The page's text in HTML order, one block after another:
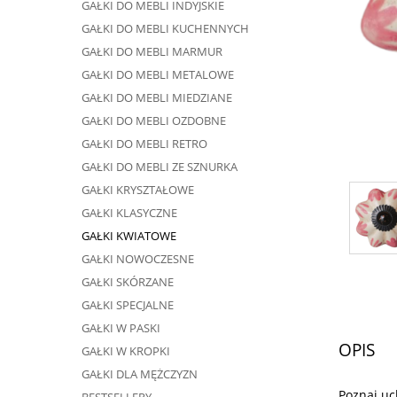
GAŁKI DO MEBLI INDYJSKIE
GAŁKI DO MEBLI KUCHENNYCH
GAŁKI DO MEBLI MARMUR
GAŁKI DO MEBLI METALOWE
GAŁKI DO MEBLI MIEDZIANE
GAŁKI DO MEBLI OZDOBNE
GAŁKI DO MEBLI RETRO
GAŁKI DO MEBLI ZE SZNURKA
GAŁKI KRYSZTAŁOWE
GAŁKI KLASYCZNE
GAŁKI KWIATOWE
GAŁKI NOWOCZESNE
GAŁKI SKÓRZANE
GAŁKI SPECJALNE
GAŁKI W PASKI
GAŁKI W KROPKI
GAŁKI DLA MĘŻCZYZN
OPIS